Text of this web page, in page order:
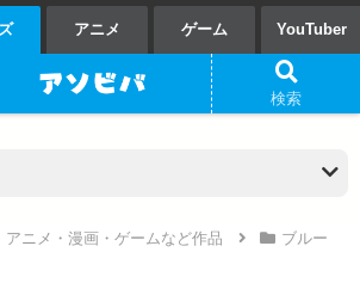
アニメ ゲーム YouTuber
アニメ・漫画・ゲームなど作品
ブルー
検索